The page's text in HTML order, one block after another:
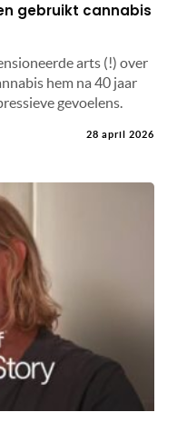
gebruikt cannabis
arts (!) over
hem na 40 jaar
gevoelens.
28 april 2026